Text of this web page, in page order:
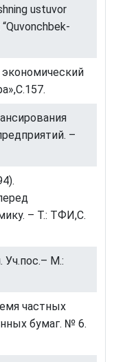
ustuvor
–
– Т.: ТФИ,С.
Уч.пос.– М.:
чaстных
бумaг. № 6.